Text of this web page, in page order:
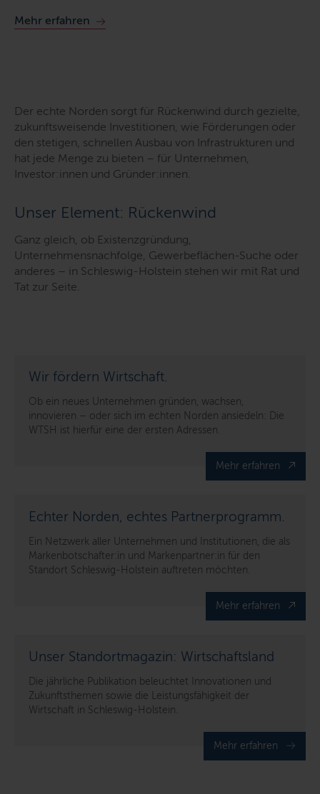
Mehr erfahren
Der echte Norden sorgt für Rückenwind durch gezielte,
zukunftsweisende Investitionen, wie Förderungen oder
den stetigen, schnellen Ausbau von Infrastrukturen und
hat jede Menge zu bieten – für Unternehmen,
Investor:innen und Gründer:innen.
Unser Element: Rückenwind
Ganz gleich, ob Existenzgründung,
Unternehmensnachfolge, Gewerbeflächen-Suche oder
anderes – in Schleswig-Holstein stehen wir mit Rat und
Tat zur Seite.
Wir fördern Wirtschaft.
Ob ein neues Unternehmen gründen, wachsen,
innovieren – oder sich im echten Norden ansiedeln: Die
WTSH ist hierfür eine der ersten Adressen.
Mehr erfahren
Echter Norden, echtes Partnerprogramm.
Ein Netzwerk aller Unternehmen und Institutionen, die als
Markenbotschafter:in und Markenpartner:in für den
Standort Schleswig-Holstein auftreten möchten.
Mehr erfahren
Unser Standortmagazin: Wirtschaftsland
Die jährliche Publikation beleuchtet Innovationen und
Zukunftsthemen sowie die Leistungsfähigkeit der
Wirtschaft in Schleswig-Holstein.
Mehr erfahren